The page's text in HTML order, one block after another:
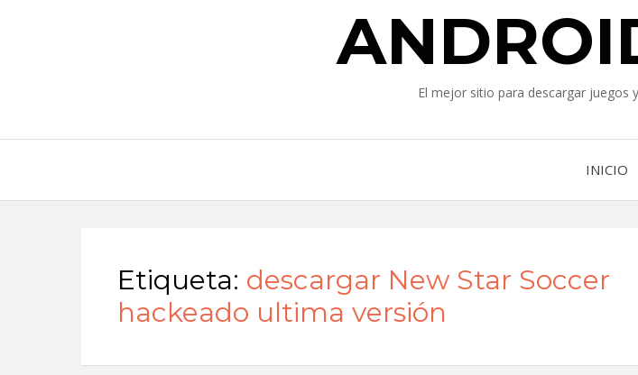
El mejor sitio para descargar juegos
INICIO
Etiqueta: descargar New Star Soccer
hackeado ultima versión